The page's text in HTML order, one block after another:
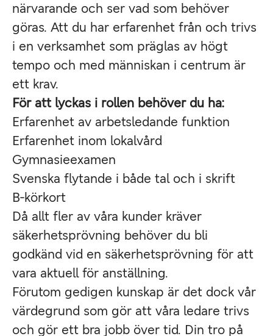
närvarande och ser vad som behöver
göras. Att du har erfarenhet från och trivs
i en verksamhet som präglas av högt
tempo och med människan i centrum är
ett krav.
För att lyckas i rollen behöver du ha:
Erfarenhet av arbetsledande funktion
Erfarenhet inom lokalvård
Gymnasieexamen
Svenska flytande i både tal och i skrift
B-körkort
Då allt fler av våra kunder kräver
säkerhetsprövning behöver du bli
godkänd vid en säkerhetsprövning för att
vara aktuell för anställning.
Förutom gedigen kunskap är det dock vår
värdegrund som gör att våra ledare trivs
och gör ett bra jobb över tid. Din tro på